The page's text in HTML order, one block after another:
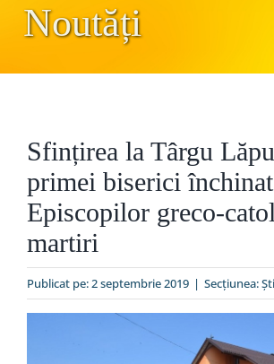
Organizare
Liturgic
Special
Noutăți
Sfințirea la Târgu
primei biserici
Episcopilor greco-
martiri
Publicat pe: 2 septembrie 2019 | Secțiunea: